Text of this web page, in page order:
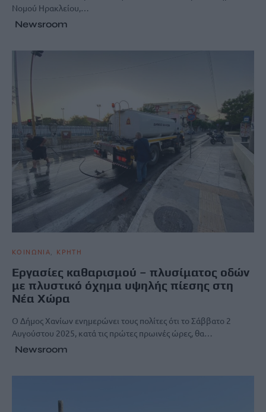
Νομού Ηρακλείου,…
Newsroom
ΚΟΙΝΩΝΙΑ ΚΡΗΤΗ
Εργασίες καθαρισμού – πλυσίματος οδών
με πλυστικό όχημα υψηλής πίεσης στη
Νέα Χώρα
Ο Δήμος Χανίων ενημερώνει τους πολίτες ότι το Σάββατο 2
Αυγούστου 2025, κατά τις πρώτες πρωινές ώρες, θα…
Newsroom